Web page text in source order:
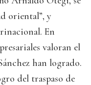
oriental”, y
En
valoran el
han logrado.
del traspaso de